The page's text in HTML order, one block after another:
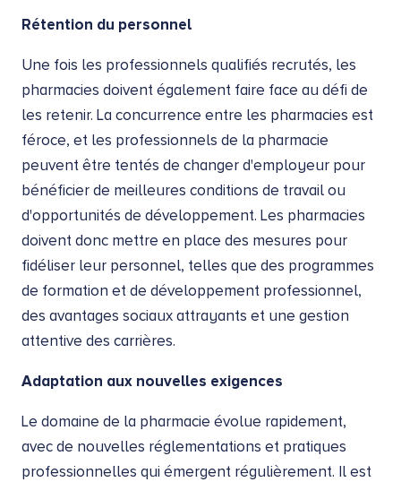
Rétention du personnel
Une fois les professionnels qualifiés recrutés, les
pharmacies doivent également faire face au défi de
les retenir. La concurrence entre les pharmacies est
féroce, et les professionnels de la pharmacie
peuvent être tentés de changer d'employeur pour
bénéficier de meilleures conditions de travail ou
d'opportunités de développement. Les pharmacies
doivent donc mettre en place des mesures pour
fidéliser leur personnel, telles que des programmes
de formation et de développement professionnel,
des avantages sociaux attrayants et une gestion
attentive des carrières.
Adaptation aux nouvelles exigences
Le domaine de la pharmacie évolue rapidement,
avec de nouvelles réglementations et pratiques
professionnelles qui émergent régulièrement. Il est